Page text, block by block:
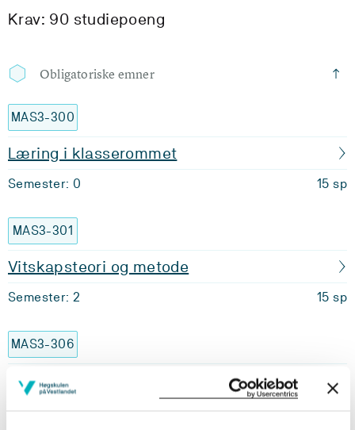
Krav: 90 studiepoeng
Obligatoriske emner
MAS3-300
Læring i klasserommet
Semester: 0 15 sp
MAS3-301
Vitskapsteori og metode
Semester: 2 15 sp
MAS3-306
Leiing av pedagogisk verksemd